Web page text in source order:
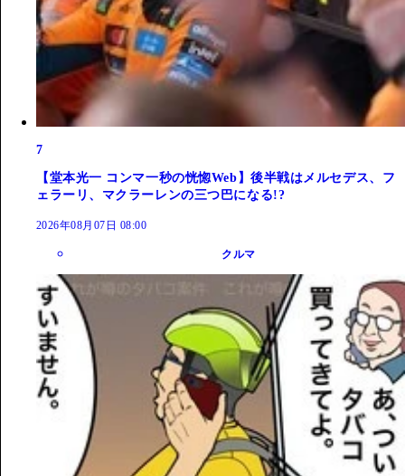
7
【堂本光一 コンマ一秒の恍惚Web】後半戦はメルセデス、フ
ェラーリ、マクラーレンの三つ巴になる!?
2026年08月07日 08:00
クルマ